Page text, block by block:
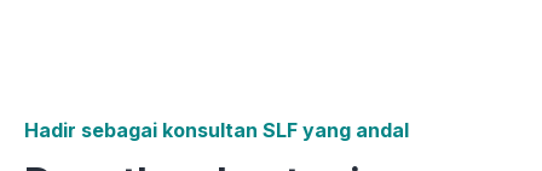
Hadir sebagai konsultan SLF yang andal